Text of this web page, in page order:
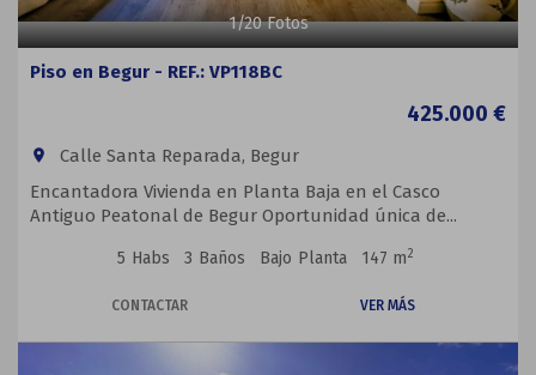
1/20Fotos
Piso en Begur - REF.: VP118BC
425.000 €
room
Calle Santa Reparada, Begur
Encantadora Vivienda en Planta Baja en el Casco
Antiguo Peatonal de Begur Oportunidad única de...
5 Habs 3 Baños Bajo Planta 147 m2
CONTACTAR VER MÁS
Next